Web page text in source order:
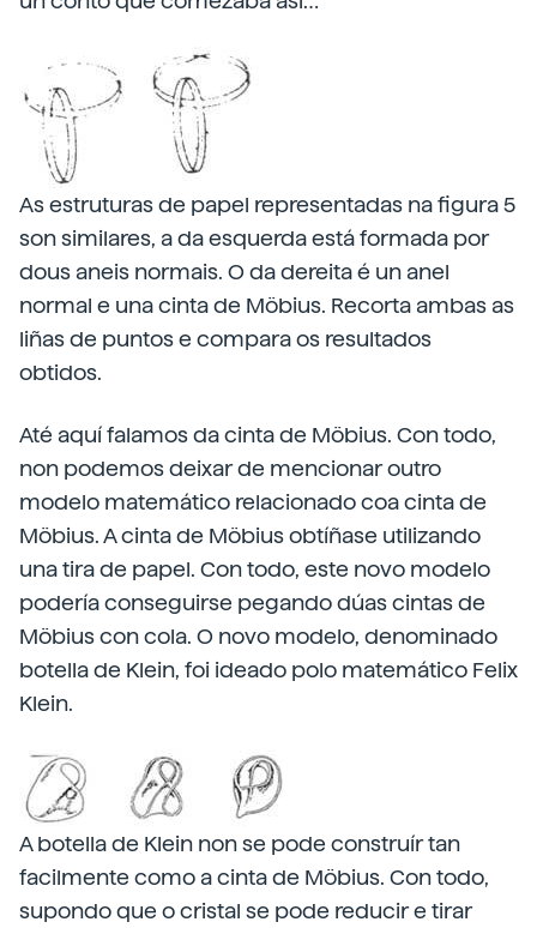
As estruturas de papel representadas na figura 5
son similares, a da esquerda está formada por
dous aneis normais. O da dereita é un anel
normal e una cinta de Möbius. Recorta ambas as
liñas de puntos e compara os resultados
obtidos.
Até aquí falamos da cinta de Möbius. Con todo,
non podemos deixar de mencionar outro
modelo matemático relacionado coa cinta de
Möbius. A cinta de Möbius obtíñase utilizando
una tira de papel. Con todo, este novo modelo
podería conseguirse pegando dúas cintas de
Möbius con cola. O novo modelo, denominado
botella de Klein, foi ideado polo matemático Felix
Klein.
A botella de Klein non se pode construír tan
facilmente como a cinta de Möbius. Con todo,
supondo que o cristal se pode reducir e tirar